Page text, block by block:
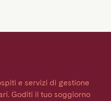
e servizi di gestione
Goditi il tuo soggiorno